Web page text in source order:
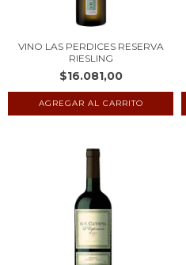
VINO LAS PERDICES RESERVA
RIESLING
$16.081,00